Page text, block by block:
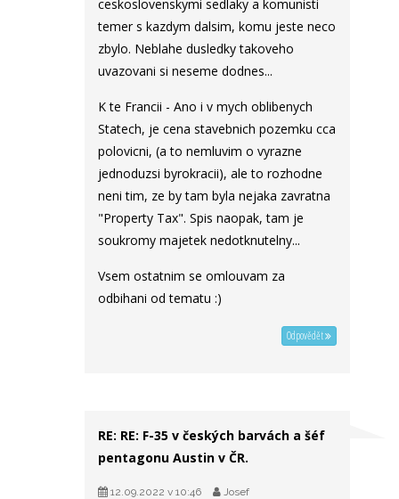
ceskoslovenskymi sedlaky a komunisti
temer s kazdym dalsim, komu jeste neco
zbylo. Neblahe dusledky takoveho
uvazovani si neseme dodnes...
K te Francii - Ano i v mych oblibenych
Statech, je cena stavebnich pozemku cca
polovicni, (a to nemluvim o vyrazne
jednoduzsi byrokracii), ale to rozhodne
neni tim, ze by tam byla nejaka zavratna
"Property Tax". Spis naopak, tam je
soukromy majetek nedotknutelny...
Vsem ostatnim se omlouvam za
odbihani od tematu :)
Odpovědět
RE: RE: F-35 v českých barvách a šéf
pentagonu Austin v ČR.
12.09.2022 v 10:46 Josef